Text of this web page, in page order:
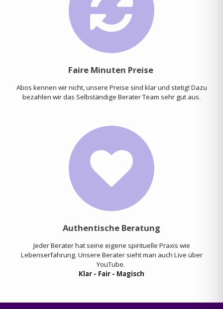
Faire Minuten Preise
Abos kennen wir nicht, unsere Preise sind klar und stetig! Dazu
bezahlen wir das Selbständige Berater Team sehr gut aus.
Authentische Beratung
Jeder Berater hat seine eigene spirituelle Praxis wie
Lebenserfahrung. Unsere Berater sieht man auch Live über
YouTube.
Klar - Fair - Magisch